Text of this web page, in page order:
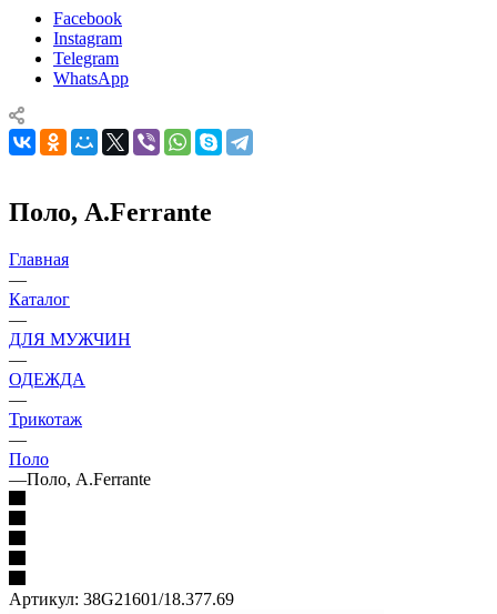
Facebook
Instagram
Telegram
WhatsApp
Поло, A.Ferrante
Главная
—
Каталог
—
ДЛЯ МУЖЧИН
—
ОДЕЖДА
—
Трикотаж
—
Поло
—Поло, A.Ferrante
Артикул: 38G21601/18.377.69